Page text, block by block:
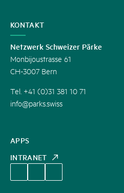
APPS
INTRANET
KONTAKT
Netzwerk Schweizer Pärke
Monbijoustrasse 61
CH-3007 Bern
Tel. +41 (0)31 381 10 71
info@parks.swiss